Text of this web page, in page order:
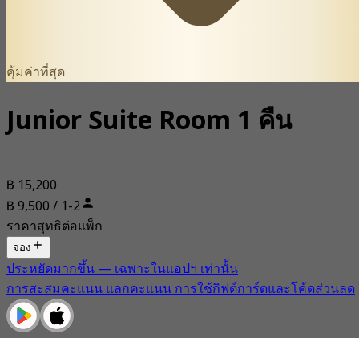
คุ้มค่าที่สุด
Junior Suite Room 1 คืน
฿ 15,200
฿ 9,500 / 1-2
ราคาสุทธิต่อแพ็ก
จอง
ประหยัดมากขึ้น — เฉพาะในแอปฯ เท่านั้น
การสะสมคะแนน แลกคะแนน การใช้กิฟต์การ์ดและโค้ดส่วนลด